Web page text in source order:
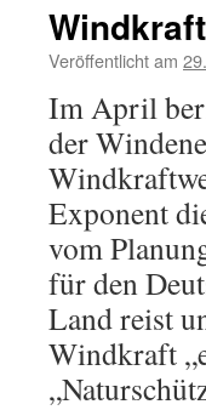
Veröffentlicht am
Im April
der
Exponent
vom
für den
Land reist
Windkraft